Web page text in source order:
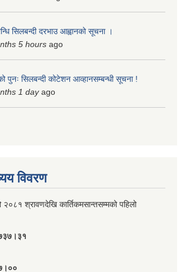
सिलबन्दी दरभाउ आह्वानको सूचना ।
5 hours ago
पुनः सिलबन्दी कोटेशन आव्हानसम्बन्धी सूचना !
1 dayago
विवरण
श्रावणदेखि कार्तिकमसान्तसम्मको पहिलो